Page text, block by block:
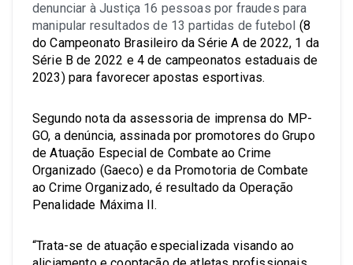
denunciar à Justiça 16 pessoas por fraudes para
manipular resultados de 13 partidas de futebol (8
do Campeonato Brasileiro da Série A de 2022, 1 da
Série B de 2022 e 4 de campeonatos estaduais de
2023) para favorecer apostas esportivas.
Segundo nota da assessoria de imprensa do MP-
GO, a denúncia, assinada por promotores do Grupo
de Atuação Especial de Combate ao Crime
Organizado (Gaeco) e da Promotoria de Combate
ao Crime Organizado, é resultado da Operação
Penalidade Máxima II.
“Trata-se de atuação especializada visando ao